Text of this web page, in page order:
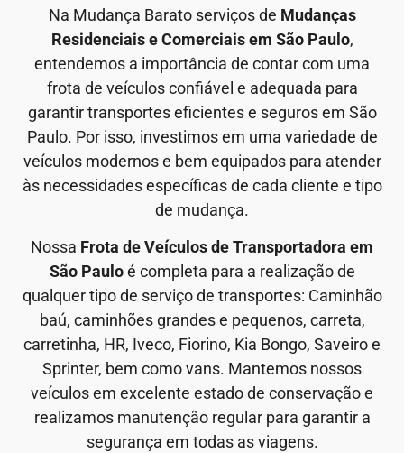
Na Mudança Barato serviços de Mudanças
Residenciais e Comerciais em São Paulo,
entendemos a importância de contar com uma
frota de veículos confiável e adequada para
garantir transportes eficientes e seguros em São
Paulo. Por isso, investimos em uma variedade de
veículos modernos e bem equipados para atender
às necessidades específicas de cada cliente e tipo
de mudança.
Nossa Frota de Veículos de Transportadora em
São Pauloé completa para a realização de
qualquer tipo de serviço de transportes: Caminhão
baú, caminhões grandes e pequenos, carreta,
carretinha, HR, Iveco, Fiorino, Kia Bongo, Saveiro e
Sprinter, bem como vans. Mantemos nossos
veículos em excelente estado de conservação e
realizamos manutenção regular para garantir a
segurança em todas as viagens.